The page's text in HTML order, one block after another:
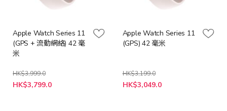
Apple Watch Series 11
(GPS + 流動網絡) 42 毫
米
HK$3,999.0
HK$3,799.0
Apple Watch Series 11
(GPS) 42 毫米
HK$3,199.0
HK$3,049.0